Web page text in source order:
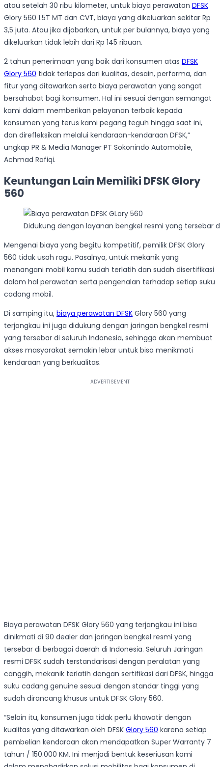
atau setelah 30 ribu kilometer, untuk biaya perawatan DFSK
Glory 560 1.5T MT dan CVT, biaya yang dikeluarkan sekitar Rp
3,5 juta. Atau jika dijabarkan, untuk per bulannya, biaya yang
dikeluarkan tidak lebih dari Rp 145 ribuan.
2 tahun penerimaan yang baik dari konsumen atas DFSK
Glory 560 tidak terlepas dari kualitas, desain, performa, dan
fitur yang ditawarkan serta biaya perawatan yang sangat
bersahabat bagi konsumen. Hal ini sesuai dengan semangat
kami dalam memberikan pelayanan terbaik kepada
konsumen yang terus kami pegang teguh hingga saat ini,
dan direfleksikan melalui kendaraan-kendaraan DFSK,”
ungkap PR & Media Manager PT Sokonindo Automobile,
Achmad Rofiqi.
Keuntungan Lain Memiliki DFSK Glory
560
Didukung dengan layanan bengkel resmi yang tersebar
Mengenai biaya yang begitu kompetitif, pemilik DFSK Glory
560 tidak usah ragu. Pasalnya, untuk mekanik yang
menangani mobil kamu sudah terlatih dan sudah disertifikasi
dalam hal perawatan serta pengenalan terhadap setiap suku
cadang mobil.
Di samping itu, biaya perawatan DFSK Glory 560 yang
terjangkau ini juga didukung dengan jaringan bengkel resmi
yang tersebar di seluruh Indonesia, sehingga akan membuat
akses masyarakat semakin lebar untuk bisa menikmati
kendaraan yang berkualitas.
Biaya perawatan DFSK Glory 560 yang terjangkau ini bisa
dinikmati di 90 dealer dan jaringan bengkel resmi yang
tersebar di berbagai daerah di Indonesia. Seluruh Jaringan
resmi DFSK sudah terstandarisasi dengan peralatan yang
canggih, mekanik terlatih dengan sertifikasi dari DFSK, hingga
suku cadang genuine sesuai dengan standar tinggi yang
sudah dirancang khusus untuk DFSK Glory 560.
“Selain itu, konsumen juga tidak perlu khawatir dengan
kualitas yang ditawarkan oleh DFSK Glory 560 karena setiap
pembelian kendaraan akan mendapatkan Super Warranty 7
tahun / 150.000 KM. Ini menjadi bentuk keseriusan kami